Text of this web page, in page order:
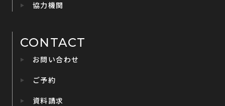
協力機関
CONTACT
お問い合わせ
ご予約
資料請求